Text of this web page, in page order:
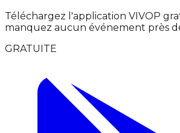
Téléchargez l'application VIVOP
manquez aucun événement près
GRATUITE